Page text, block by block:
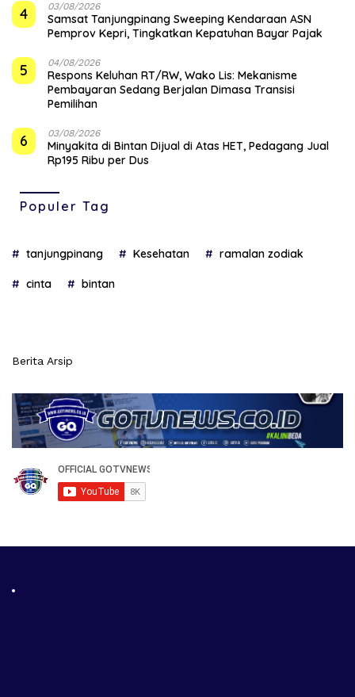
4 03/08/2026
Samsat Tanjungpinang Sweeping Kendaraan ASN
Pemprov Kepri, Tingkatkan Kepatuhan Bayar Pajak
5 04/08/2026
‎Respons Keluhan RT/RW, Wako Lis: Mekanisme
Pembayaran Sedang Berjalan Dimasa Transisi
Pemilihan
6 03/08/2026
Minyakita di Bintan Dijual di Atas HET, Pedagang Jual
Rp195 Ribu per Dus
Populer Tag
tanjungpinang Kesehatan ramalan zodiak
cinta bintan
Berita Arsip